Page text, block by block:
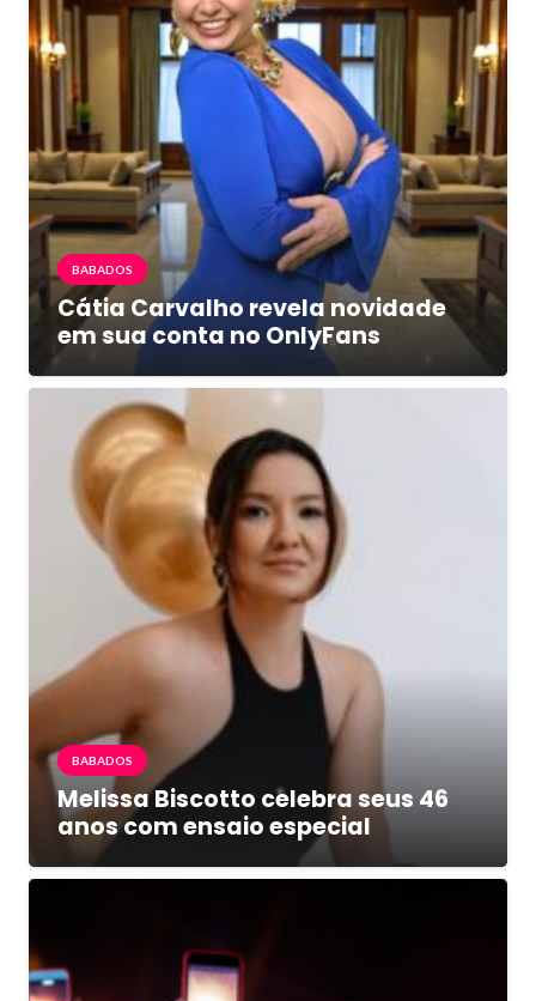
BABADOS
Cátia Carvalho revela novidade
em sua conta no OnlyFans
BABADOS
Melissa Biscotto celebra seus 46
anos com ensaio especial